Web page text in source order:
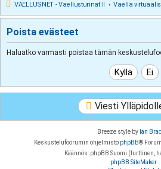
VAELLUSNET - Vaellusturinat II Vaella
Poista evästeet
Haluatko varmasti poistaa tämän
Viesti
Breeze style by Ian
Keskustelufoorumin ohjelmisto phpBB®
Käännös: phpBB Suomi (lurttinen,
phpBB SiteMaker